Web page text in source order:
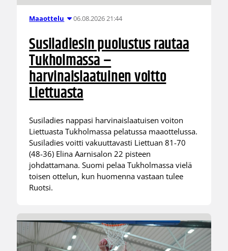
Maaottelu 06.08.2026 21:44
Susiladiesin puolustus rautaa
Tukholmassa –
harvinaislaatuinen voitto
Liettuasta
Susiladies nappasi harvinaislaatuisen voiton
Liettuasta Tukholmassa pelatussa maaottelussa.
Susiladies voitti vakuuttavasti Liettuan 81-70
(48-36) Elina Aarnisalon 22 pisteen
johdattamana. Suomi pelaa Tukholmassa vielä
toisen ottelun, kun huomenna vastaan tulee
Ruotsi.